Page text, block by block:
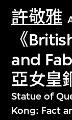
許敬雅
《
and
亞女皇
Statue of
Kong: Fact
文化藏品。